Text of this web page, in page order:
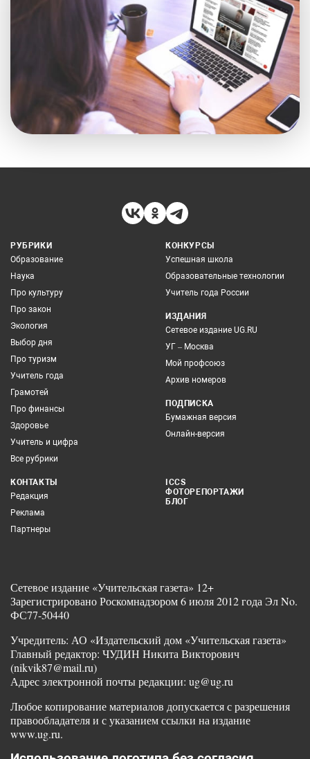
РУБРИКИ
Образование
Наука
Про культуру
Про закон
Экология
Выбор дня
Про туризм
Учитель года
Грамотей
Про финансы
Здоровье
Учитель и цифра
Все рубрики
КОНКУРСЫ
Успешная школа
Образовательные технологии
Учитель года России
ИЗДАНИЯ
Сетевое издание UG.RU
УГ – Москва
Мой профсоюз
Архив номеров
ПОДПИСКА
Бумажная версия
Онлайн-версия
КОНТАКТЫ
Редакция
Реклама
Партнеры
ICCS
ФОТОРЕПОРТАЖИ
БЛОГ
Сетевое издание «Учительская газета» 12+
Зарегистрировано Роскомнадзором 6 июля 2012 года Эл No.
ФС77-50440
Учредитель: АО «Издательский дом «Учительская газета»
Главный редактор: ЧУДИН Никита Викторович
(nikvik87@mail.ru)
Адрес электронной почты редакции: ug@ug.ru
Любое копирование материалов допускается с разрешения
правообладателя и с указанием ссылки на издание
www.ug.ru.